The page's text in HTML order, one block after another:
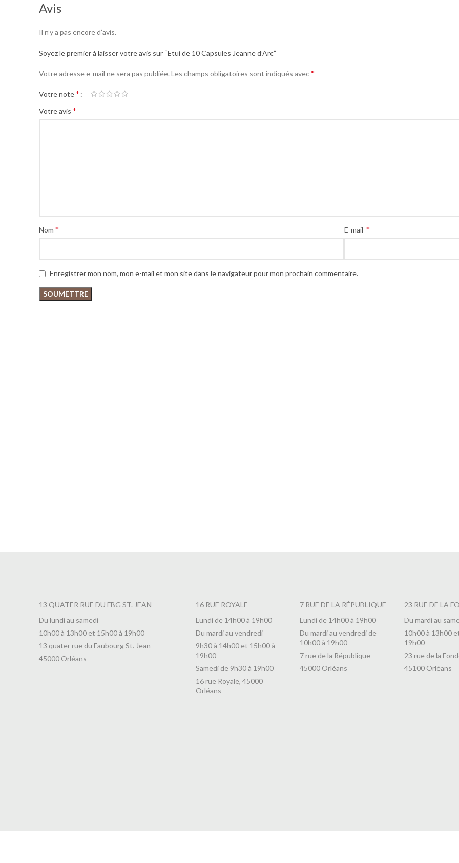
Avis
Il n’y a pas encore d’avis.
Soyez le premier à laisser votre avis sur “Etui de 10 Capsules Jeanne d’Arc”
Votre adresse e-mail ne sera pas publiée. Les champs obligatoires sont indiqués avec*
Votre note*
Votre avis *
Nom * E-mail *
Enregistrer mon nom, mon e-mail et mon site dans le navigateur pour mon prochain commentaire.
13 QUATER RUE DU FBG ST. JEAN
Du lundi au samedi
10h00 à 13h00 et 15h00 à 19h00
13 quater rue du Faubourg St. Jean
45000 Orléans
16 RUE ROYALE
Lundi de 14h00 à 19h00
Du mardi au vendredi
9h30 à 14h00 et 15h00 à
19h00
Samedi de 9h30 à 19h00
16 rue Royale, 45000
Orléans
7 RUE DE LA RÉPUBLIQUE
Lundi de 14h00 à 19h00
Du mardi au vendredi de
10h00 à 19h00
7 rue de la République
45000 Orléans
23 RUE DE LA
Du mardi au
10h00 à 13h00
19h00
23 rue de la
45100 Orléans